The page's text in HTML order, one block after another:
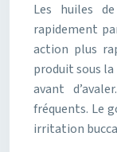
Les huiles
rapidement
action plus
produit sous
avant
fréquents. Le
irritation